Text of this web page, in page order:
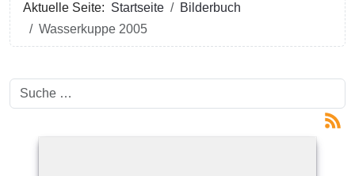
Aktuelle Seite: Startseite
Bilderbuch
Wasserkuppe 2005
Suchen